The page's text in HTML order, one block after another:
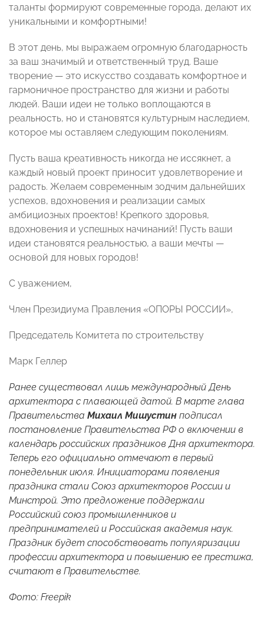
таланты формируют современные города, делают их
уникальными и комфортными!
В этот день, мы выражаем огромную благодарность
за ваш значимый и ответственный труд. Ваше
творение — это искусство создавать комфортное и
гармоничное пространство для жизни и работы
людей. Ваши идеи не только воплощаются в
реальность, но и становятся культурным наследием,
которое мы оставляем следующим поколениям.
Пусть ваша креативность никогда не иссякнет, а
каждый новый проект приносит удовлетворение и
радость. Желаем современным зодчим дальнейших
успехов, вдохновения и реализации самых
амбициозных проектов! Крепкого здоровья,
вдохновения и успешных начинаний! Пусть ваши
идеи становятся реальностью, а ваши мечты —
основой для новых городов!
С уважением,
Член Президиума Правления «ОПОРЫ РОССИИ»,
Председатель Комитета по строительству
Марк Геллер
Ранее существовал лишь международный День
архитектора с плавающей датой. В марте глава
Правительства Михаил Мишустин подписал
постановление Правительства РФ о включении в
календарь российских праздников Дня архитектора.
Теперь его официально отмечают в первый
понедельник июля. Инициаторами появления
праздника стали Союз архитекторов России и
Минстрой. Это предложение поддержали
Российский союз промышленников и
предпринимателей и Российская академия наук.
Праздник будет способствовать популяризации
профессии архитектора и повышению ее престижа,
считают в Правительстве.
Фото: Freepik